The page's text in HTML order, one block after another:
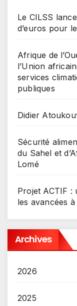
Le CILSS
d’euros pour
Afrique de
l’Union
services
publiques
Didier
Sécurité
du Sahel et
Lomé
Projet ACTIF :
les avancées
Archives
2026
2025